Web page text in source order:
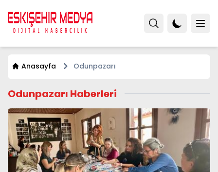
Anasayfa Odunpazarı
Odunpazarı Haberleri